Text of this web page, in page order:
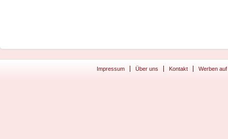
Impressum Über uns Kontakt Werben